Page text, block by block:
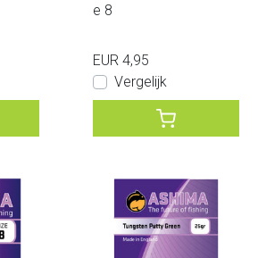
e 8
EUR 4,95
Vergelijk